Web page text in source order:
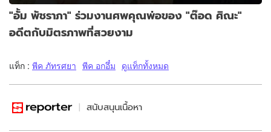
"อั้ม พัชราภา" ร่วมงานศพคุณพ่อของ "ต๊อด ศิณะ"
อดีตกับมิตรภาพที่สวยงาม
แท็ก : พีค ภัทรศยา พีค อกอึ๋ม ดูแท็กทั้งหมด
สนับสนุนเนื้อหา